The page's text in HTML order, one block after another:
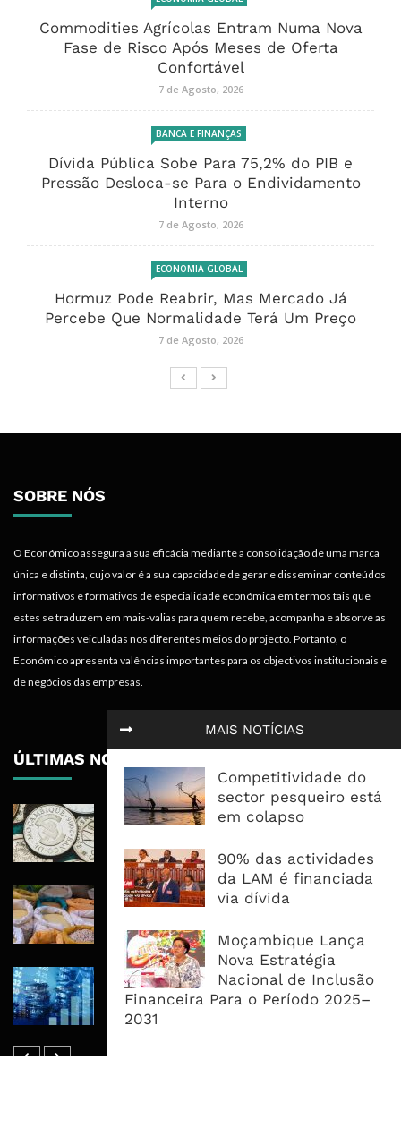
MAIS NOTÍCIAS
Competitividade do
sector pesqueiro está
em colapso
90% das actividades
da LAM é financiada
via dívida
Moçambique Lança
Nova Estratégia
Nacional de Inclusão
Financeira Para o Período 2025–
2031
Commodities Agrícolas Entram Numa Nova
Fase de Risco Após Meses de Oferta
Confortável
7 de Agosto, 2026
BANCA E FINANÇAS
Dívida Pública Sobe Para 75,2% do PIB e
Pressão Desloca-se Para o Endividamento
Interno
7 de Agosto, 2026
ECONOMIA GLOBAL
Hormuz Pode Reabrir, Mas Mercado Já
Percebe Que Normalidade Terá Um Preço
7 de Agosto, 2026
SOBRE NÓS
O Económico assegura a sua eficácia mediante a consolidação de uma marca
única e distinta, cujo valor é a sua capacidade de gerar e disseminar conteúdos
informativos e formativos de especialidade económica em termos tais que
estes se traduzem em mais-valias para quem recebe, acompanha e absorve as
informações veiculadas nos diferentes meios do projecto. Portanto, o
Económico apresenta valências importantes para os objectivos institucionais e
de negócios das empresas.
ÚLTIMAS NOTÍCIAS
Economia Moçambicana Procura
Dívida e Divisas Limitam Aceleração
Commodities Agrícolas Entram Numa
Oferta Confortável
Dívida Pública Sobe Para 75,2% do
PIB e Pressão Desloca-se Para o
Endividamento Interno